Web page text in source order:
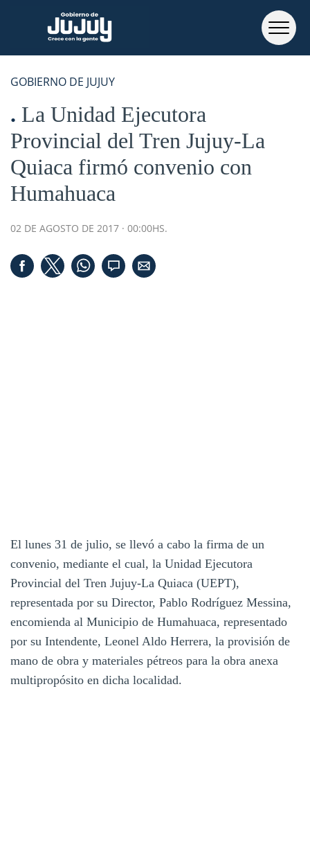
GOBIERNO DE JUJUY
La Unidad Ejecutora
Provincial del Tren Jujuy-La
Quiaca firmó convenio con
Humahuaca
02 DE AGOSTO DE 2017 · 00:00HS.
El lunes 31 de julio, se llevó a cabo la firma de un
convenio, mediante el cual, la Unidad Ejecutora
Provincial del Tren Jujuy-La Quiaca (UEPT),
representada por su Director, Pablo Rodríguez Messina,
encomienda al Municipio de Humahuaca, representado
por su Intendente, Leonel Aldo Herrera, la provisión de
mano de obra y materiales pétreos para la obra anexa
multipropósito en dicha localidad.